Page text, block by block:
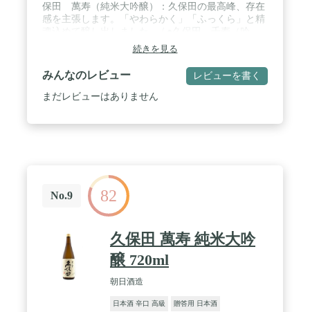
保田 萬寿（純米大吟醸）：久保田の最高峰、存在
感を主張します。「やわらかく」「ふっくら」と精
醸）： 新潟の地酒人気をけん引した銘柄の一品。
料理・酒、両方を堪能したい人向き。 / ●久保田 百
寿（特別本嬢）： 新潟の地酒人気をけん引した銘柄
の一品。特別本醸酒だが、磨きぬかれた酒米を惜し
げもなく使用。
続きを見る
みんなのレビュー レビューを書く
まだレビューはありません
No.9 82
久保田 萬寿 純米大吟
醸 720ml
朝日酒造
日本酒 辛口 高級 贈答用 日本酒